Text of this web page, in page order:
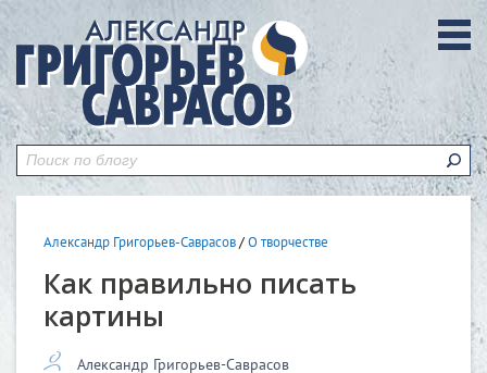
Александр Григорьев-Саврасов/О творчестве
Как правильно писать
картины
Александр Григорьев-Саврасов